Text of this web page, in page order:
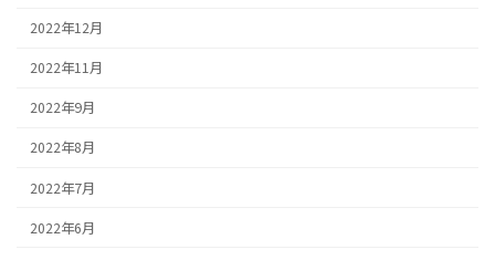
2022年12月
2022年11月
2022年9月
2022年8月
2022年7月
2022年6月